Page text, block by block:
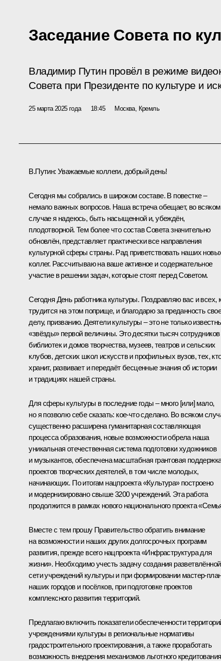
Заседание Совета по
Владимир Путин провёл в режиме
Совета при Президенте по культуре и
25 марта 2025 года 18:45 Москва, Кремль
В.Путин: Уважаемые коллеги, добрый день!
Сегодня мы собрались в широком составе. В повестке –
немало важных вопросов. Наша встреча обещает, во всяком
случае я надеюсь, быть насыщенной и, убеждён,
плодотворной. Тем более что состав Совета значительно
обновлён, представляет практически все направления
культурной сферы страны. Рад приветствовать наших
коллег. Рассчитываю на ваше активное и содержательное
участие в решении задач, которые стоят перед Советом.
Сегодня День работника культуры. Поздравляю вас и всех,
трудится на этом поприще, и благодарю за преданность
делу, призванию. Деятели культуры – это не только
«звёзды» первой величины. Это десятки тысяч сотрудников
библиотек и домов творчества, музеев, театров и сельских
клубов, детских школ искусств и профильных вузов, тех,
хранит, развивает и передаёт бесценные знания об истории
и традициях нашей страны.
Для сферы культуры в последние годы – много [или] мало,
но я позволю себе сказать: кое-что сделано. Во всяком
существенно расширена гуманитарная составляющая
процесса образования, новые возможности обрела наша
уникальная отечественная система подготовки художников
и музыкантов, обеспечена масштабная грантовая
проектов творческих деятелей, в том числе молодых,
начинающих. По итогам нацпроекта «Культура» построено
и модернизировано свыше 3200 учреждений. Эта работа
продолжится в рамках нового национального проекта
Вместе с тем прошу Правительство обратить внимание
на возможности и наших других долгосрочных программ
развития, прежде всего нацпроекта «Инфраструктура для
жизни». Необходимо учесть задачу создания разветвлённой
сети учреждений культуры и при формировании мастер-
наших городов и посёлков, при подготовке проектов
комплексного развития территорий.
Предлагаю включить показатели обеспеченности
учреждениями культуры в региональные нормативы
градостроительного проектирования, а также проработать
возможность внедрения механизмов льготного кредитования